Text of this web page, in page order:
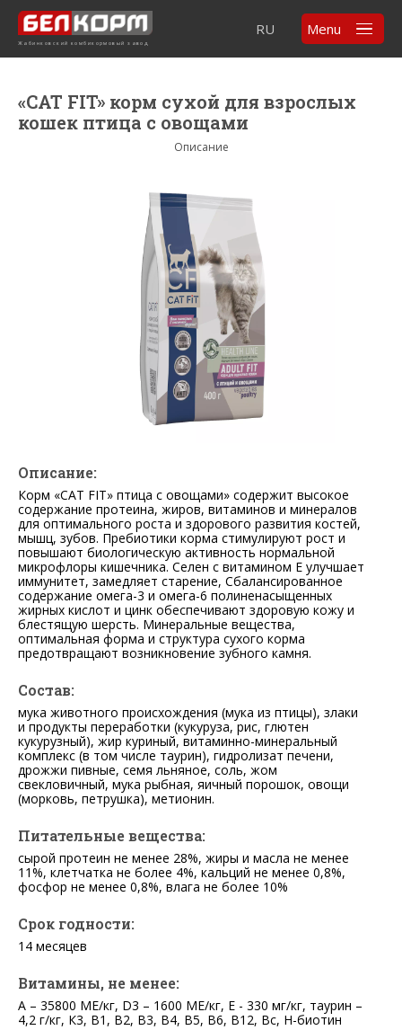
Жабинковский комбикормовый завод
RU Menu
«CAT FIT» корм сухой для взрослых
кошек птица с овощами
Описание
Описание:
Корм «CAT FIT» птица с овощами» содержит высокое
содержание протеина, жиров, витаминов и минералов
для оптимального роста и здорового развития костей,
мышц, зубов. Пребиотики корма стимулируют рост и
повышают биологическую активность нормальной
микрофлоры кишечника. Селен с витамином Е улучшает
иммунитет, замедляет старение, Сбалансированное
содержание омега-3 и омега-6 полиненасыщенных
жирных кислот и цинк обеспечивают здоровую кожу и
блестящую шерсть. Минеральные вещества,
оптимальная форма и структура сухого корма
предотвращают возникновение зубного камня.
Состав:
мука животного происхождения (мука из птицы), злаки
и продукты переработки (кукуруза, рис, глютен
кукурузный), жир куриный, витаминно-минеральный
комплекс (в том числе таурин), гидролизат печени,
дрожжи пивные, семя льняное, соль, жом
свекловичный, мука рыбная, яичный порошок, овощи
(морковь, петрушка), метионин.
Питательные вещества:
сырой протеин не менее 28%, жиры и масла не менее
11%, клетчатка не более 4%, кальций не менее 0,8%,
фосфор не менее 0,8%, влага не более 10%
Срок годности:
14 месяцев
Витамины, не менее:
А – 35800 МЕ/кг, D3 – 1600 МЕ/кг, Е - 330 мг/кг, таурин –
4,2 г/кг, К3, В1, В2, В3, В4, В5, В6, В12, Вс, Н-биотин